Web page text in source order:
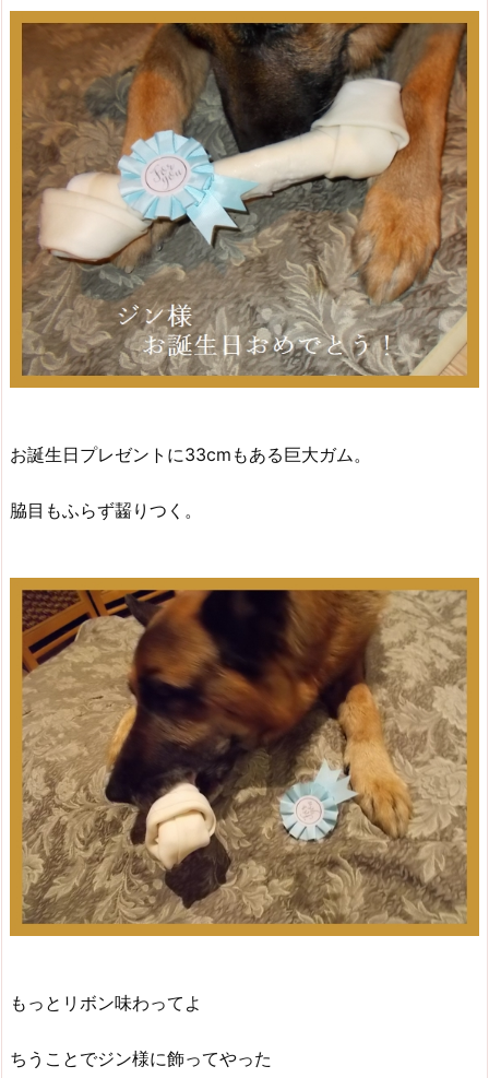
お誕生日プレゼントに33cmもある巨大ガム。
脇目もふらず齧りつく。
もっとリボン味わってよ
ちうことでジン様に飾ってやった